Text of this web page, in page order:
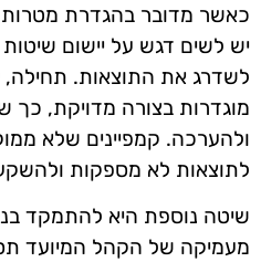
כאשר מדובר בהגדרת מטרות
יש לשים דגש על יישום
לשדרג את התוצאות. תחילה,
מוגדרות בצורה מדויקת, כך
ולהערכה. קמפיינים שלא
לתוצאות לא מספקות
שיטה נוספת היא להתמקד
מעמיקה של הקהל המיועד